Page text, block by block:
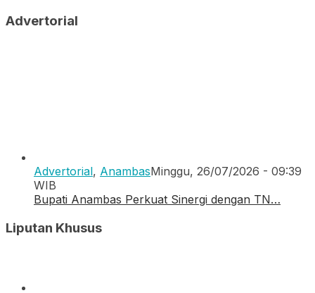
Advertorial
Advertorial, AnambasMinggu, 26/07/2026 - 09:39
WIB
Bupati Anambas Perkuat Sinergi dengan TN…
Liputan Khusus